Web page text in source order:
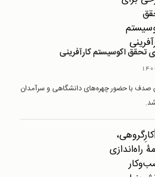
اکوسیستم کارآفرینی
صدف با حضور چهره‌های دانشگاهی و سرآمدان